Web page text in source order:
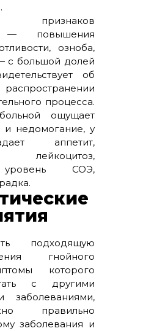
признаков
— повышения
озноба,
с большой долей
об
процесса.
ощущает
и недомогание, у
аппетит,
лейкоцитоз,
уровень СОЭ,
подходящую
гнойного
которого
с другими
заболеваниями,
правильно
заболевания и